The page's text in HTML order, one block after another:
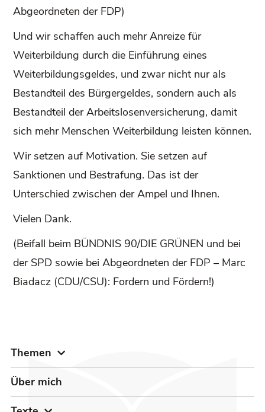
Abgeordneten der FDP)
Und wir schaffen auch mehr Anreize für
Weiterbildung durch die Einführung eines
Weiterbildungsgeldes, und zwar nicht nur als
Bestandteil des Bürgergeldes, sondern auch als
Bestandteil der Arbeitslosenversicherung, damit
sich mehr Menschen Weiterbildung leisten können.
Wir setzen auf Motivation. Sie setzen auf
Sanktionen und Bestrafung. Das ist der
Unterschied zwischen der Ampel und Ihnen.
Vielen Dank.
(Beifall beim BÜNDNIS 90/DIE GRÜNEN und bei
der SPD sowie bei Abgeordneten der FDP – Marc
Biadacz (CDU/CSU): Fordern und Fördern!)
Themen
Über mich